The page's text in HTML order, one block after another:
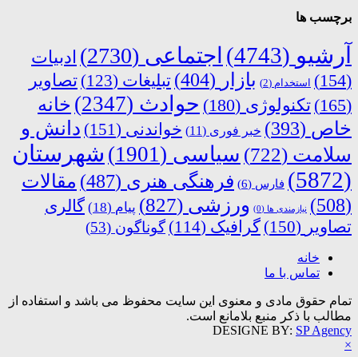
برچسب ها
آرشیو (4743) اجتماعی (2730)
ادبیات
(154)
استخدام (2) بازار (404) تبلیغات (123)
تصاویر
(165)
تکنولوژی (180) حوادث (2347)
خانه
خاص (393) خبر فوری (11) خواندنی (151)
دانش و
سلامت (722) سیاسی (1901)
شهرستان
(5872)
فارس (6) فرهنگی هنری (487)
مقالات
(508)
نیازمندی ها (0) ورزشی (827) پیام (18)
گالری
تصاویر (150) گرافیک (114) گوناگون (53)
خانه
تماس با ما
تمام حقوق مادی و معنوی این سایت محفوظ می باشد و استفاده از
مطالب با ذکر منبع بلامانع است.
DESIGNE BY: SP Agency
×